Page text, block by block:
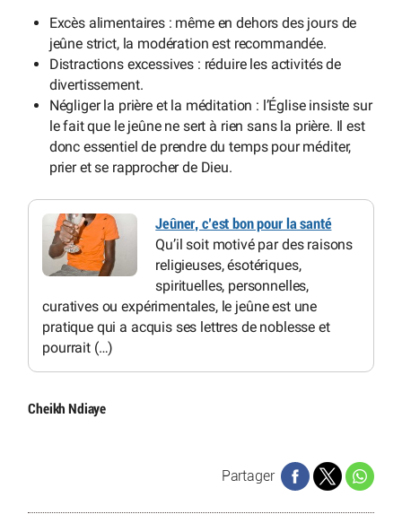
Excès alimentaires : même en dehors des jours de
jeûne strict, la modération est recommandée.
Distractions excessives : réduire les activités de
divertissement.
Négliger la prière et la méditation : l’Église insiste sur
le fait que le jeûne ne sert à rien sans la prière. Il est
donc essentiel de prendre du temps pour méditer,
prier et se rapprocher de Dieu.
Jeûner, c’est bon pour la santé
Qu’il soit motivé par des raisons
religieuses, ésotériques,
spirituelles, personnelles,
curatives ou expérimentales, le jeûne est une
pratique qui a acquis ses lettres de noblesse et
pourrait (…)
Cheikh Ndiaye
Partager